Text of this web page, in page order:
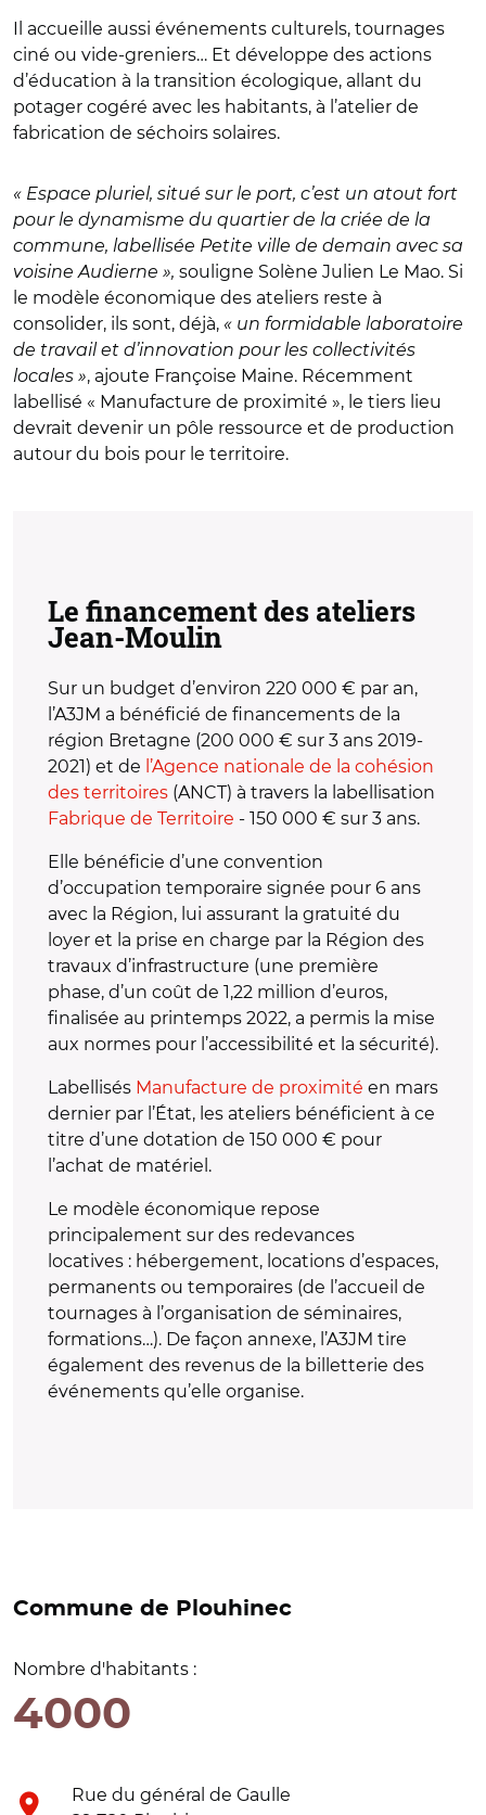
Il accueille aussi événements culturels, tournages
ciné ou vide-greniers… Et développe des actions
d’éducation à la transition écologique, allant du
potager cogéré avec les habitants, à l’atelier de
fabrication de séchoirs solaires.
« Espace pluriel, situé sur le port, c’est un atout fort
pour le dynamisme du quartier de la criée de la
commune, labellisée Petite ville de demain avec sa
voisine Audierne », souligne Solène Julien Le Mao. Si
le modèle économique des ateliers reste à
consolider, ils sont, déjà, « un formidable laboratoire
de travail et d’innovation pour les collectivités
locales », ajoute Françoise Maine. Récemment
labellisé « Manufacture de proximité », le tiers lieu
devrait devenir un pôle ressource et de production
autour du bois pour le territoire.
Le financement des ateliers
Jean-Moulin
Sur un budget d’environ 220 000 € par an,
l’A3JM a bénéficié de financements de la
région Bretagne (200 000 € sur 3 ans 2019-
2021) et de l’Agence nationale de la cohésion
des territoires (ANCT) à travers la labellisation
Fabrique de Territoire - 150 000 € sur 3 ans.
Elle bénéficie d’une convention
d’occupation temporaire signée pour 6 ans
avec la Région, lui assurant la gratuité du
loyer et la prise en charge par la Région des
travaux d’infrastructure (une première
phase, d’un coût de 1,22 million d’euros,
finalisée au printemps 2022, a permis la mise
aux normes pour l’accessibilité et la sécurité).
Labellisés Manufacture de proximité en mars
dernier par l’État, les ateliers bénéficient à ce
titre d’une dotation de 150 000 € pour
l’achat de matériel.
Le modèle économique repose
principalement sur des redevances
locatives : hébergement, locations d’espaces,
permanents ou temporaires (de l’accueil de
tournages à l’organisation de séminaires,
formations…). De façon annexe, l’A3JM tire
également des revenus de la billetterie des
événements qu’elle organise.
Commune de Plouhinec
Nombre d'habitants :
4000
Rue du général de Gaulle